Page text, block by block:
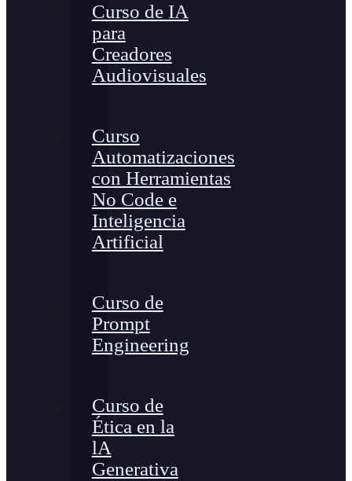
Curso de IA
para
Creadores
Audiovisuales
Curso
Automatizaciones
con Herramientas
No Code e
Inteligencia
Artificial
Curso de
Prompt
Engineering
Curso de
Ética en la
lA
Generativa